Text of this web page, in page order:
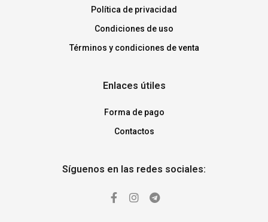
Política de privacidad
Condiciones de uso
Términos y condiciones de venta
Enlaces útiles
Forma de pago
Contactos
Síguenos en las redes sociales: